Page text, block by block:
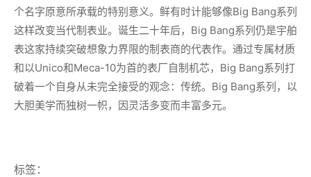
个名字原意所承载的特别意义。鲜有时计能够像Big Bang系列
这样改变当代制表业。诞生二十年后，Big Bang系列仍是宇舶
表这家持续突破想象力界限的制表商的代表作。通过专属材质
和以Unico和Meca-10为首的表厂自制机芯，Big Bang系列打
破着一个自身从未完全接受的观念：传统。Big Bang系列，以
大胆美学而独树一帜，因灵活多变而丰富多元。
标签：